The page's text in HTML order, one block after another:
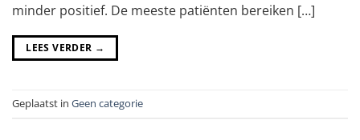
minder positief. De meeste patiënten bereiken […]
LEES VERDER →
Geplaatst in Geen categorie